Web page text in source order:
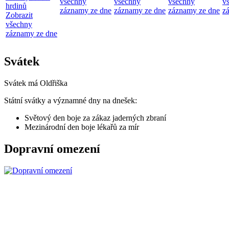
hrdinů
Zobrazit
všechny
záznamy ze dne
záznamy ze dne záznamy ze dne záznamy ze dne
Svátek
Svátek má Oldřiška
Státní svátky a významné dny na dnešek:
Světový den boje za zákaz jaderných zbraní
Mezinárodní den boje lékařů za mír
Dopravní omezení